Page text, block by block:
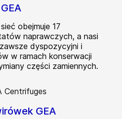
obejmuje 17
naprawczych, a nasi
dyspozycyjni i
w ramach konserwacji
części zamiennych.
GEA